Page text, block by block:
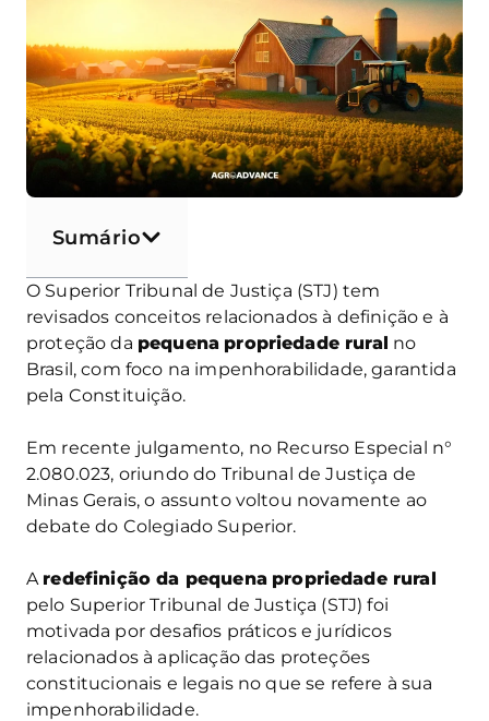
Sumário
O Superior Tribunal de Justiça (STJ) tem
revisados conceitos relacionados à definição e à
proteção da pequena propriedade rural no
Brasil, com foco na impenhorabilidade, garantida
pela Constituição.
Em recente julgamento, no Recurso Especial n°
2.080.023, oriundo do Tribunal de Justiça de
Minas Gerais, o assunto voltou novamente ao
debate do Colegiado Superior.
A redefinição da pequena propriedade rural
pelo Superior Tribunal de Justiça (STJ) foi
motivada por desafios práticos e jurídicos
relacionados à aplicação das proteções
constitucionais e legais no que se refere à sua
impenhorabilidade.